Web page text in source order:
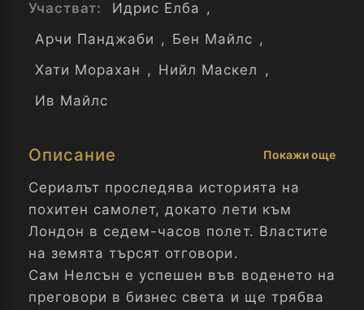
Участват: Идрис Елба ,
Арчи Панджаби , Бен Майлс ,
Хати Морахан , Нийл Маскел ,
Ив Майлс
Описание Покажи още
Сериалът проследява историята на
похитен самолет, докато лети към
Лондон в седем-часов полет. Властите
на земята търсят отговори.
Сам Нелсън е успешен във воденето на
преговори в бизнес света и ще трябва